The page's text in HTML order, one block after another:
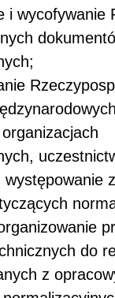
i wycofywanie
występowanie
do
z